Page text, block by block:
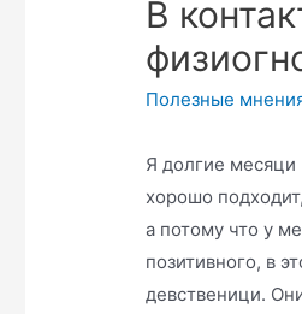
В
Полезные
Я долгие месяци
хорошо
а потому что у
позитивного, в
девственици.